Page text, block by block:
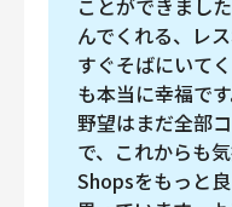
んでくれる、レ
すぐそばにいて
も本当に幸福で
野望はまだ全部
で、これからも
Shopsをもっと